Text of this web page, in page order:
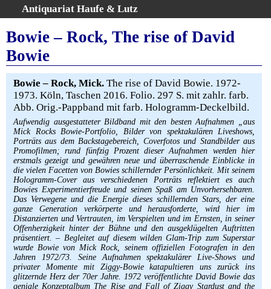
Antiquariat Haufe & Lutz
Home
Gesamtbestand
Erweiterte Suche
Kategorien
Schlagwörter
Warenkorb
AGB
Widerruf
Über uns
Aktuelle Kataloge
Kontakt
Ankauf
Links
Impressum
Bowie – Rock, The rise of David
Bowie
Bowie – Rock, Mick. The rise of David Bowie. 1972-
1973. Köln, Taschen 2016. Folio. 297 S. mit zahlr. farb.
Abb. Orig.-Pappband mit farb. Hologramm-Deckelbild.
Aufwendig ausgestatteter Bildband mit den besten Aufnahmen „aus
Mick Rocks Bowie-Portfolio, Bilder von spektakulären Liveshows,
Porträts aus dem Backstagebereich, Coverfotos und Standbilder aus
Promofilmen; rund fünfzig Prozent dieser Aufnahmen werden hier
erstmals gezeigt und gewähren neue und überraschende Einblicke in
die vielen Facetten von Bowies schillernder Persönlichkeit. Mit seinem
Hologramm-Cover aus verschiedenen Porträts reflektiert es auch
Bowies Experimentierfreude und seinen Spaß am Unvorhersehbaren.
Das Verwegene und die Energie dieses schillernden Stars, der eine
ganze Generation verkörperte und herausforderte, wird hier im
Distanzierten und Vertrauten, im Verspielten und im Ernsten, in seiner
Offenherzigkeit hinter der Bühne und den ausgeklügelten Auftritten
präsentiert. – Begleitet auf diesem wilden Glam-Trip zum Superstar
wurde Bowie von Mick Rock, seinem offiziellen Fotografen in den
Jahren 1972/73. Seine Aufnahmen spektakulärer Live-Shows und
privater Momente mit Ziggy-Bowie katapultieren uns zurück ins
glitzernde Herz der 70er Jahre. 1972 veröffentlichte David Bowie das
geniale Konzeptalbum The Rise and Fall of Ziggy Stardust and the